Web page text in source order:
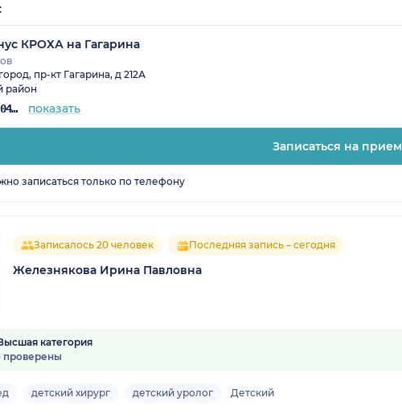
КРОХА на Гагарина
пр-кт Гагарина, д 212А
район
+7 (904) 954-04-35 показать
Записаться на прием
записаться только по телефону
Записалось 20 человек Последняя запись – сегодня
Железнякова Ирина Павловна
категория
детский хирург детский уролог Детский